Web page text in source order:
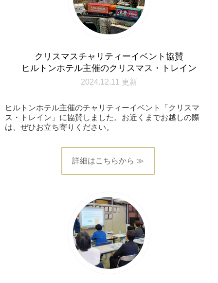
クリスマスチャリティーイベント協賛
ヒルトンホテル主催のクリスマス・トレイン
2024.12.11 更新
ヒルトンホテル主催のチャリティーイベント「クリスマ
ス・トレイン」に協賛しました。お近くまでお越しの際
は、ぜひお立ち寄りください。
詳細はこちらから ≫